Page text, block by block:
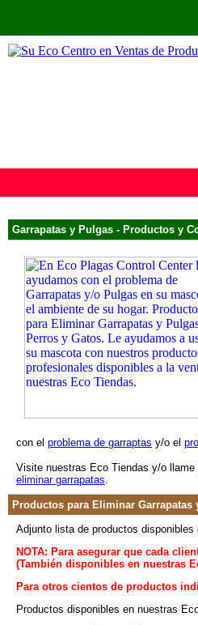
Garrapatas y Pulgas - Productos y
con el problema de garraptas y/o el
Visite nuestras Eco Tiendas y/o
eliminar garrapatas.
Productos para Eliminar Garrapatas
Adjunto lista de productos disponibles
NOTA: Para asegurar que cada
(También disponibles en nuestras
Para otros cientos de productos
Productos disponibles en nuestras